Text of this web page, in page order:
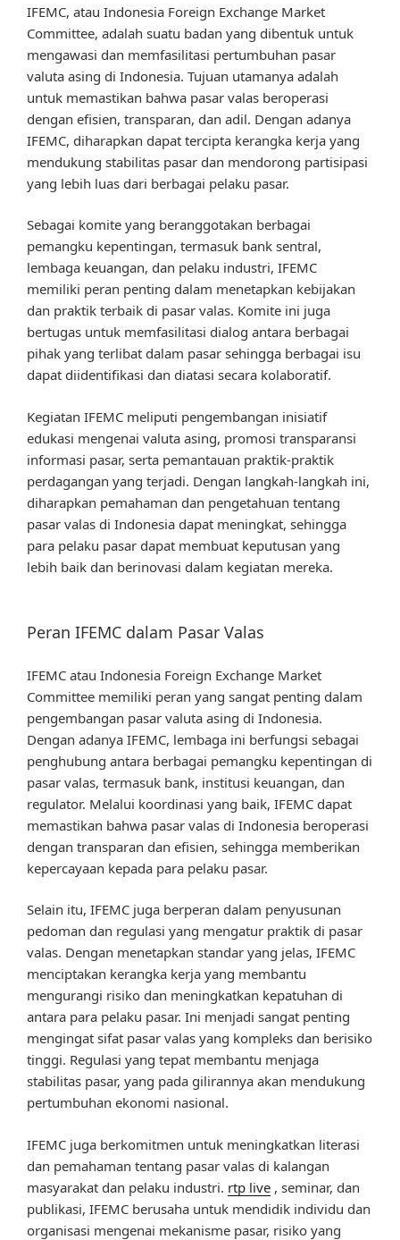
IFEMC, atau Indonesia Foreign Exchange Market
Committee, adalah suatu badan yang dibentuk untuk
mengawasi dan memfasilitasi pertumbuhan pasar
valuta asing di Indonesia. Tujuan utamanya adalah
untuk memastikan bahwa pasar valas beroperasi
dengan efisien, transparan, dan adil. Dengan adanya
IFEMC, diharapkan dapat tercipta kerangka kerja yang
mendukung stabilitas pasar dan mendorong partisipasi
yang lebih luas dari berbagai pelaku pasar.
Sebagai komite yang beranggotakan berbagai
pemangku kepentingan, termasuk bank sentral,
lembaga keuangan, dan pelaku industri, IFEMC
memiliki peran penting dalam menetapkan kebijakan
dan praktik terbaik di pasar valas. Komite ini juga
bertugas untuk memfasilitasi dialog antara berbagai
pihak yang terlibat dalam pasar sehingga berbagai isu
dapat diidentifikasi dan diatasi secara kolaboratif.
Kegiatan IFEMC meliputi pengembangan inisiatif
edukasi mengenai valuta asing, promosi transparansi
informasi pasar, serta pemantauan praktik-praktik
perdagangan yang terjadi. Dengan langkah-langkah ini,
diharapkan pemahaman dan pengetahuan tentang
pasar valas di Indonesia dapat meningkat, sehingga
para pelaku pasar dapat membuat keputusan yang
lebih baik dan berinovasi dalam kegiatan mereka.
Peran IFEMC dalam Pasar Valas
IFEMC atau Indonesia Foreign Exchange Market
Committee memiliki peran yang sangat penting dalam
pengembangan pasar valuta asing di Indonesia.
Dengan adanya IFEMC, lembaga ini berfungsi sebagai
penghubung antara berbagai pemangku kepentingan di
pasar valas, termasuk bank, institusi keuangan, dan
regulator. Melalui koordinasi yang baik, IFEMC dapat
memastikan bahwa pasar valas di Indonesia beroperasi
dengan transparan dan efisien, sehingga memberikan
kepercayaan kepada para pelaku pasar.
Selain itu, IFEMC juga berperan dalam penyusunan
pedoman dan regulasi yang mengatur praktik di pasar
valas. Dengan menetapkan standar yang jelas, IFEMC
menciptakan kerangka kerja yang membantu
mengurangi risiko dan meningkatkan kepatuhan di
antara para pelaku pasar. Ini menjadi sangat penting
mengingat sifat pasar valas yang kompleks dan berisiko
tinggi. Regulasi yang tepat membantu menjaga
stabilitas pasar, yang pada gilirannya akan mendukung
pertumbuhan ekonomi nasional.
IFEMC juga berkomitmen untuk meningkatkan literasi
dan pemahaman tentang pasar valas di kalangan
masyarakat dan pelaku industri. rtp live , seminar, dan
publikasi, IFEMC berusaha untuk mendidik individu dan
organisasi mengenai mekanisme pasar, risiko yang